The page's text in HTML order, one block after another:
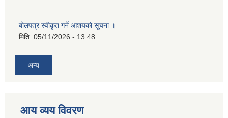
बोलपत्र स्वीकृत गर्ने आशयको सूचना ।
मिति: 05/11/2026 - 13:48
अन्य
आय व्यय विवरण